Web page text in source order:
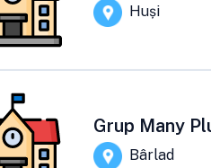
Huși
Grup Many
Bârlad